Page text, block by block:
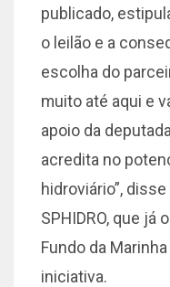
publicado,
o leilão e a
escolha do
muito até aqui e
apoio da
acredita no
hidroviário”,
SPHIDRO, que já
Fundo da
iniciativa.